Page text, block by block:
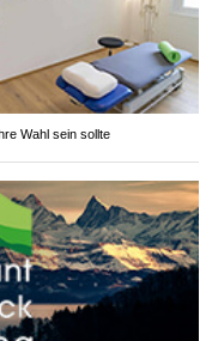
Wahl sein sollte